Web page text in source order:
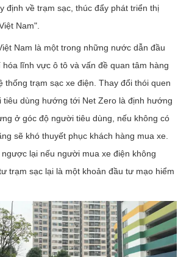
định về trạm sạc, thúc đẩy phát triển thị
Nam".
Nam là một trong những nước dẫn đầu
lĩnh vực ô tô và vấn đề quan tâm hàng
thống trạm sạc xe điện. Thay đổi thói quen
tiêu dùng hướng tới Net Zero là định hướng
ở góc độ người tiêu dùng, nếu không có
sẽ khó thuyết phục khách hàng mua xe.
lại nếu người mua xe điện không
trạm sạc lại là một khoản đầu tư mạo hiểm